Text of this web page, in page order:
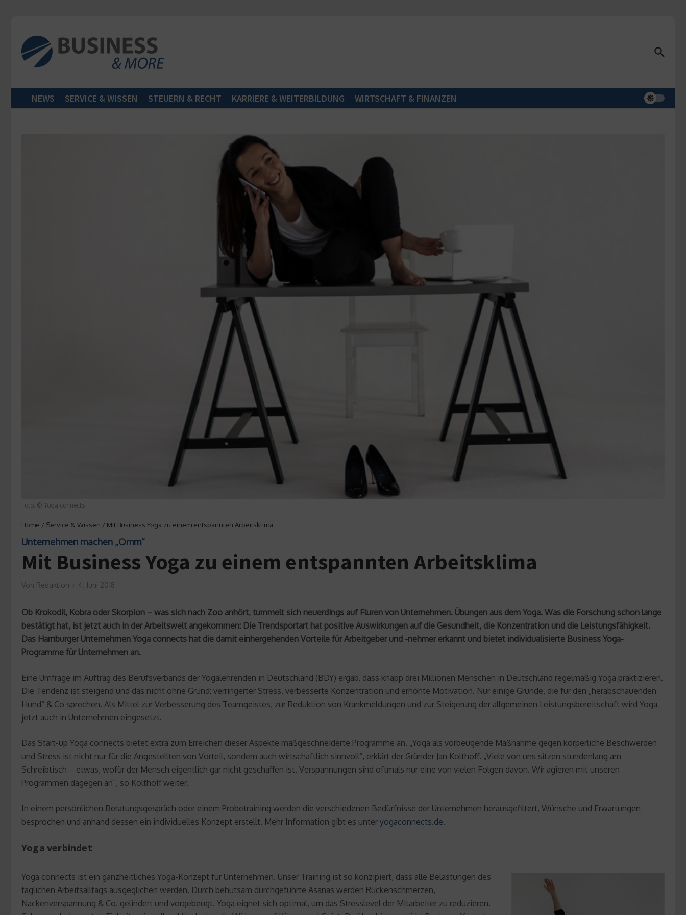
NEWS SERVICE & WISSEN STEUERN & RECHT KARRIERE & WEITERBILDUNG WIRTSCHAFT & FINANZEN
Foto: © Yoga connects
Home / Service & Wissen / Mit Business Yoga zu einem entspannten Arbeitsklima
Unternehmen machen „Omm“
Mit Business Yoga zu einem entspannten Arbeitsklima
Von Redaktion 4. Juni 2018
Ob Krokodil, Kobra oder Skorpion – was sich nach Zoo anhört, tummelt sich neuerdings auf Fluren von Unternehmen. Übungen aus dem Yoga. Was die Forschung schon lange
bestätigt hat, ist jetzt auch in der Arbeitswelt angekommen: Die Trendsportart hat positive Auswirkungen auf die Gesundheit, die Konzentration und die Leistungsfähigkeit.
Das Hamburger Unternehmen Yoga connects hat die damit einhergehenden Vorteile für Arbeitgeber und -nehmer erkannt und bietet individualisierte Business Yoga-
Programme für Unternehmen an.
Eine Umfrage im Auftrag des Berufsverbands der Yogalehrenden in Deutschland (BDY) ergab, dass knapp drei Millionen Menschen in Deutschland regelmäßig Yoga praktizieren.
Die Tendenz ist steigend und das nicht ohne Grund: verringerter Stress, verbesserte Konzentration und erhöhte Motivation. Nur einige Gründe, die für den „herabschauenden
Hund“ & Co sprechen. Als Mittel zur Verbesserung des Teamgeistes, zur Reduktion von Krankmeldungen und zur Steigerung der allgemeinen Leistungsbereitschaft wird Yoga
jetzt auch in Unternehmen eingesetzt.
Das Start-up Yoga connects bietet extra zum Erreichen dieser Aspekte maßgeschneiderte Programme an. „Yoga als vorbeugende Maßnahme gegen körperliche Beschwerden
und Stress ist nicht nur für die Angestellten von Vorteil, sondern auch wirtschaftlich sinnvoll“, erklärt der Gründer Jan Kolthoff. „Viele von uns sitzen stundenlang am
Schreibtisch – etwas, wofür der Mensch eigentlich gar nicht geschaffen ist. Verspannungen sind oftmals nur eine von vielen Folgen davon. Wir agieren mit unseren
Programmen dagegen an“, so Kolthoff weiter.
In einem persönlichen Beratungsgespräch oder einem Probetraining werden die verschiedenen Bedürfnisse der Unternehmen herausgefiltert, Wünsche und Erwartungen
besprochen und anhand dessen ein individuelles Konzept erstellt. Mehr Information gibt es unter yogaconnects.de.
Yoga verbindet
Yoga connects ist ein ganzheitliches Yoga-Konzept für Unternehmen. Unser Training ist so konzipiert, dass alle Belastungen des
täglichen Arbeitsalltags ausgeglichen werden. Durch behutsam durchgeführte Asanas werden Rückenschmerzen,
Nackenverspannung & Co. gelindert und vorgebeugt. Yoga eignet sich optimal, um das Stresslevel der Mitarbeiter zu reduzieren.